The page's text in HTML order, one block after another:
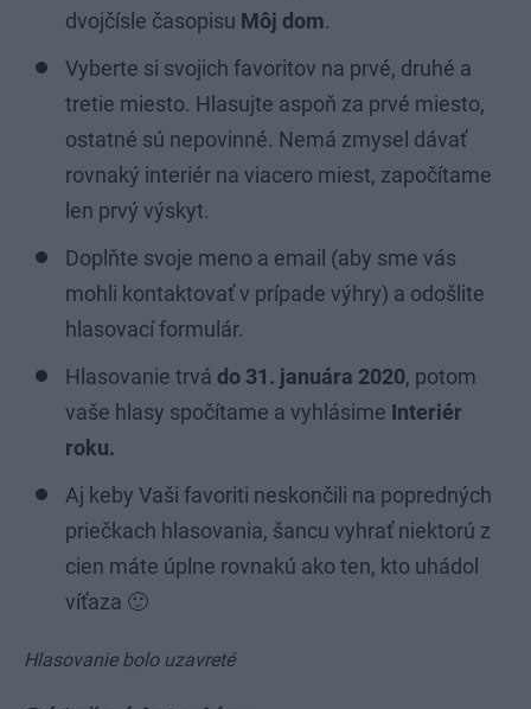
dvojčísle časopisu Môj dom.
Vyberte si svojich favoritov na prvé, druhé a
tretie miesto. Hlasujte aspoň za prvé miesto,
ostatné sú nepovinné. Nemá zmysel dávať
rovnaký interiér na viacero miest, započítame
len prvý výskyt.
Doplňte svoje meno a email (aby sme vás
mohli kontaktovať v prípade výhry) a odošlite
hlasovací formulár.
Hlasovanie trvá do 31. januára 2020, potom
vaše hlasy spočítame a vyhlásime Interiér
roku.
Aj keby Vaši favoriti neskončili na popredných
priečkach hlasovania, šancu vyhrať niektorú z
cien máte úplne rovnakú ako ten, kto uhádol
víťaza 🙂
Hlasovanie bolo uzavreté